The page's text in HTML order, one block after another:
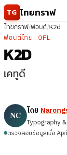
ข้ามไปยังเนื้อหา
TG ไทยกราฟ
ไทยกราฟ/ฟอนต์/K2d
ฟอนต์ไทย · OFL
K2D
เคทูดี
โดย
Typography
ตรวจสอบข้อมูลเมื่อ